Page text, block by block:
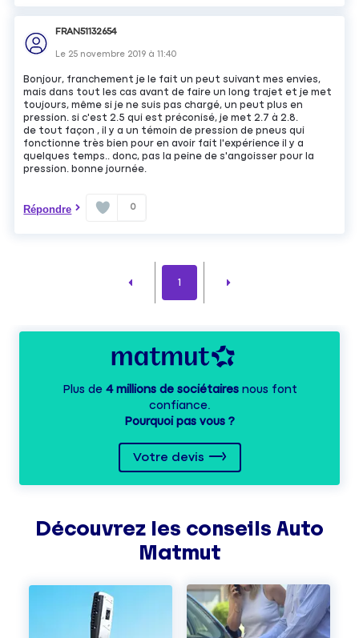
FRAN51132654
Le 25 novembre 2019 à11:40
Bonjour, franchement je le fait un peut suivant mes envies,
mais dans tout les cas avant de faire un long trajet et je met
toujours, même si je ne suis pas chargé, un peut plus en
pression. si c'est 2.5 qui est préconisé, je met 2.7 à 2.8.
de tout façon , il y a un témoin de pression de pneus qui
fonctionne très bien pour en avoir fait l'expérience il y a
quelques temps.. donc, pas la peine de s'angoisser pour la
pression. bonne journée.
Répondre 0
1
Plus de 4 millions de sociétairesnous font
confiance.
Pourquoi pas vous ?
Votre devis
Découvrez les conseils Auto
Matmut